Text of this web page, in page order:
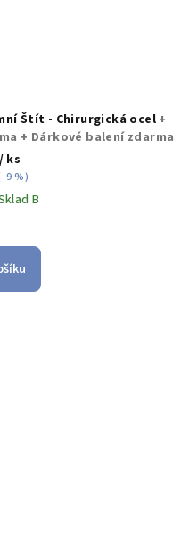
Štít - Chirurgická ocel +
+ Dárkové balení zdarma
/ ks
%)
B